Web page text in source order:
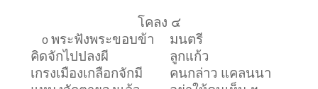
โคลง ๔
o พระฟังพระขอบข้า
มนตรี
คิดจักไปปลงผี
ลูกแก้ว
เกรงเมืองเกลือกจักมี
คนกล่าว แคลนนา